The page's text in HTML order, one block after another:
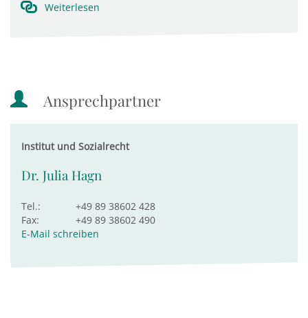
Weiterlesen
Ansprechpartner
Institut und Sozialrecht
Dr. Julia Hagn
Tel.:
+49 89 38602 428
Fax:
+49 89 38602 490
E-Mail schreiben